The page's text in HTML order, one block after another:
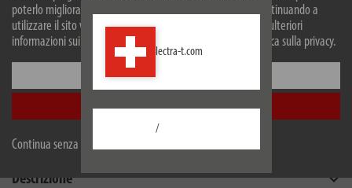
poterlo migliorare continuamente, utilizziamo i cookies. Continuando a
utilizzare il sito web, accetti il nostro utilizzo dei cookie. Per ulteriori
informazioni sui cookie, si prega di consultare la nostra politica sulla privacy.
Configurare
Accetta tutti
Continua senza accettare
lectra-t.com
/
Scheda tecnica EU
Descrizione